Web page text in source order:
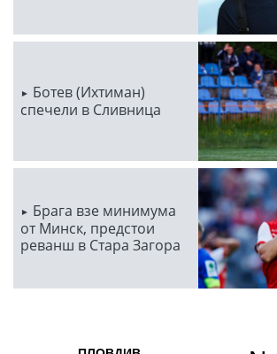
Ботев (Ихтиман)
спечели в Сливница
Брага взе минимума
от Минск, предстои
реванш в Стара Загора